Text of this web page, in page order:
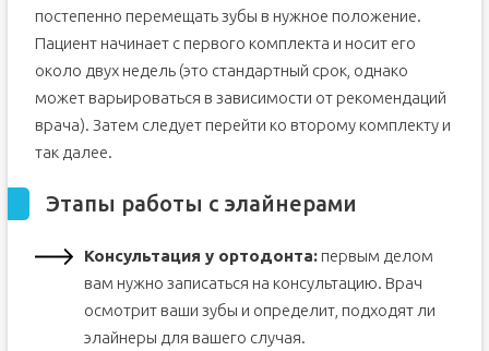
постепенно перемещать зубы в нужное положение.
Пациент начинает с первого комплекта и носит его
около двух недель (это стандартный срок, однако
может варьироваться в зависимости от рекомендаций
врача). Затем следует перейти ко второму комплекту и
так далее.
Этапы работы с элайнерами
Консультация у ортодонта:первым делом
вам нужно записаться на консультацию. Врач
осмотрит ваши зубы и определит, подходят ли
элайнеры для вашего случая.